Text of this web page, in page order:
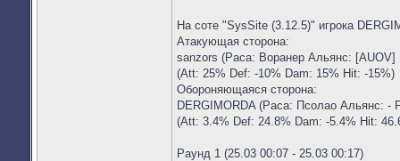
На соте "SysSite (3.12.5)" игрока
Атакующая сторона:
sanzors (Раса: Воранер Альянс: [AUOV]
(Att: 25% Def: -10% Dam: 15% Hit: -15%)
Обороняющаяся сторона:
DERGIMORDA (Раса: Псолао Альянс: -
(Att: 3.4% Def: 24.8% Dam: -5.4% Hit:
Раунд 1 (25.03 00:07 - 25.03 00:17)